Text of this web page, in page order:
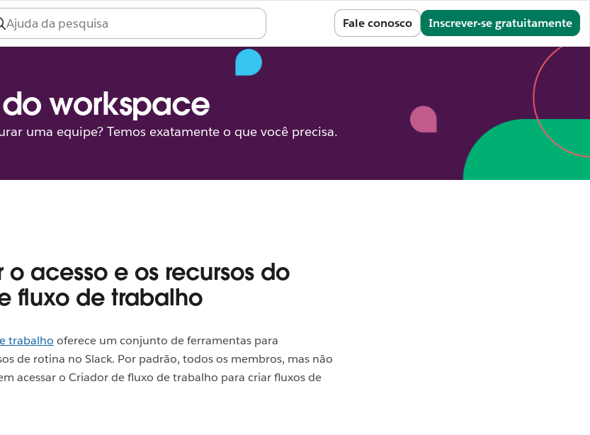
Fale conosco Inscrever-se gratuitamente
workspace
uma equipe? Temos exatamente o que você precisa.
acesso e os recursos do
fluxo de trabalho
trabalho oferece um conjunto de ferramentas para
de rotina no Slack. Por padrão, todos os membros, mas não
acessar o Criador de fluxo de trabalho para criar fluxos de